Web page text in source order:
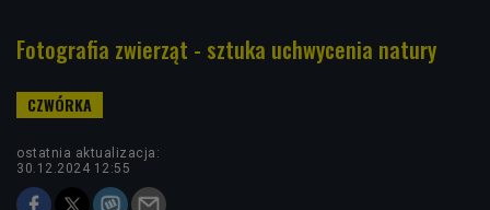
Fotografia zwierząt - sztuka uchwycenia natury
ostatnia aktualizacja:
30.12.2024 12:55